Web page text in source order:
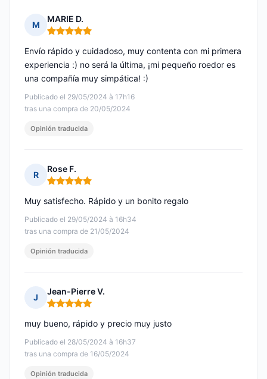
M
MARIE D.
Nota: 5 de 5
Publicado el 29/05/2024 à 17h16
tras una compra de 20/05/2024
Envío rápido y cuidadoso, muy contenta con mi primera
experiencia :) no será la última, ¡mi pequeño roedor es
una compañía muy simpática! :)
Opinión traducida
R
Rose F.
Nota: 5 de 5
Publicado el 29/05/2024 à 16h34
tras una compra de 21/05/2024
Muy satisfecho. Rápido y un bonito regalo
Opinión traducida
J
Jean-Pierre V.
Nota: 5 de 5
Publicado el 28/05/2024 à 16h37
tras una compra de 16/05/2024
muy bueno, rápido y precio muy justo
Opinión traducida